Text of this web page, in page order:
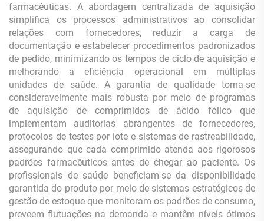
farmacêuticas. A abordagem centralizada de aquisição
simplifica os processos administrativos ao consolidar
relações com fornecedores, reduzir a carga de
documentação e estabelecer procedimentos padronizados
de pedido, minimizando os tempos de ciclo de aquisição e
melhorando a eficiência operacional em múltiplas
unidades de saúde. A garantia de qualidade torna-se
consideravelmente mais robusta por meio de programas
de aquisição de comprimidos de ácido fólico que
implementam auditorias abrangentes de fornecedores,
protocolos de testes por lote e sistemas de rastreabilidade,
assegurando que cada comprimido atenda aos rigorosos
padrões farmacêuticos antes de chegar ao paciente. Os
profissionais de saúde beneficiam-se da disponibilidade
garantida do produto por meio de sistemas estratégicos de
gestão de estoque que monitoram os padrões de consumo,
preveem flutuações na demanda e mantêm níveis ótimos